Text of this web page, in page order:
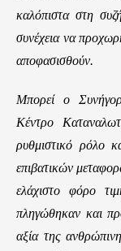
καλόπιστα στη
συνέχεια να
αποφασισθούν.
Μπορεί ο
Κέντρο
ρυθμιστικό ρόλο
επιβατικών
ελάχιστο φόρο
πληγώθηκαν και
αξία της